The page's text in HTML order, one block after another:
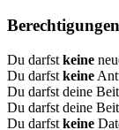
Du darfst keine
Du darfst keine
Du darfst deine
Du darfst deine
Du darfst keine